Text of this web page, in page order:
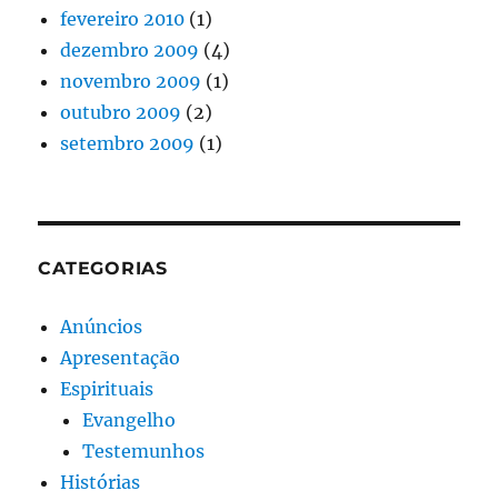
fevereiro 2010 (1)
dezembro 2009 (4)
novembro 2009 (1)
outubro 2009 (2)
setembro 2009 (1)
CATEGORIAS
Anúncios
Apresentação
Espirituais
Evangelho
Testemunhos
Histórias